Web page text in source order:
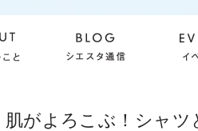
肌がよろこぶ！シャツ